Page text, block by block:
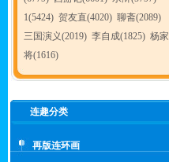
1(5424) 贺友直(4020) 聊斋(2089)
三国演义(2019) 李自成(1825) 杨家
将(1616)
连趣分类
再版连环画